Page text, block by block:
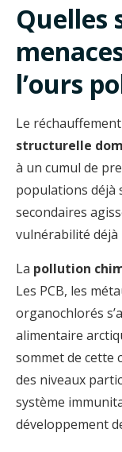
Quelles
l’ours
Le
structurelle
à un cumul de
populations déjà
secondaires
vulnérabilité déjà
La pollution
Les PCB, les
organochlorés
alimentaire
sommet de cette
des niveaux
système
développement